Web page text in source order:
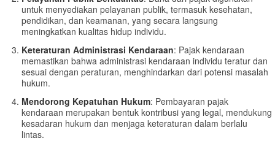
untuk menyediakan pelayanan publik, termasuk kesehatan,
pendidikan, dan keamanan, yang secara langsung
meningkatkan kualitas hidup individu.
Keteraturan Administrasi Kendaraan: Pajak kendaraan
memastikan bahwa administrasi kendaraan individu teratur dan
sesuai dengan peraturan, menghindarkan dari potensi masalah
hukum.
Mendorong Kepatuhan Hukum: Pembayaran pajak
kendaraan merupakan bentuk kontribusi yang legal, mendukung
kesadaran hukum dan menjaga keteraturan dalam berlalu
lintas.